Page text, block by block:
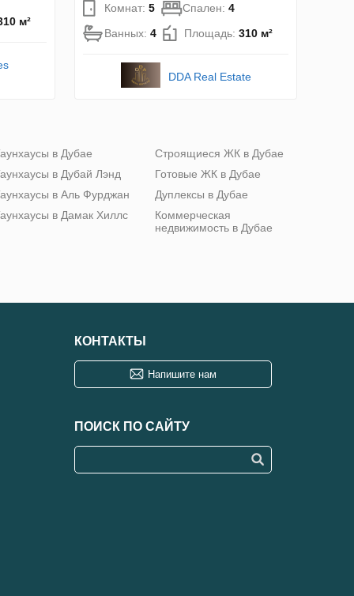
м²
Комнат: 5 Спален: 4
Ванных: 4 Площадь: 310 м²
DDA Real Estate
в Дубае
в Дубай Лэнд
в Аль Фурджан
в Дамак Хиллс
Строящиеся ЖК в Дубае
Готовые ЖК в Дубае
Дуплексы в Дубае
Коммерческая
недвижимость в Дубае
КОНТАКТЫ
Напишите нам
ПОИСК ПО САЙТУ